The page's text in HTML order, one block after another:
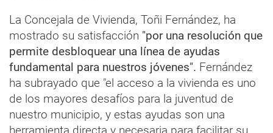
La Concejala de Vivienda, Toñi Fernández, ha
mostrado su satisfacción "por una resolución que
permite desbloquear una línea de ayudas
fundamental para nuestros jóvenes". Fernández
ha subrayado que "el acceso a la vivienda es uno
de los mayores desafíos para la juventud de
nuestro municipio, y estas ayudas son una